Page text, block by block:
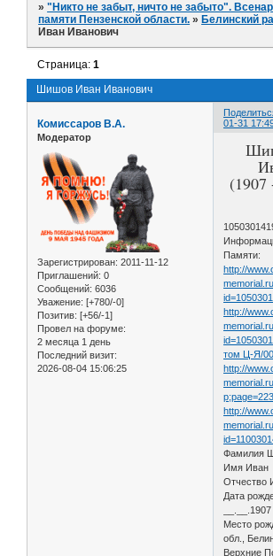
»"Никто не забыт, ничто не забыто".
памяти Пензенской области. » Белинский
Иван Иванович
Шишов Иван Иванович
Страница:1
01-31
Комиссаров В.А.
Модератор
Зарегистрирован: 2011-11-12
Приглашений: 0
Сообщений: 6036
Уважение: [+780/-0]
Позитив: [+56/-1]
Провел на форуме:
2 месяца 1 день
Последний визит:
2026-08-04 15:06:25
(1907
Памяти:
http://
http://
том Ц-Я/
http://
p;page=223
http://
Фамилия
Имя Иван
Отчество
Дата
__.__.1907
Место
обл.,
Верхние